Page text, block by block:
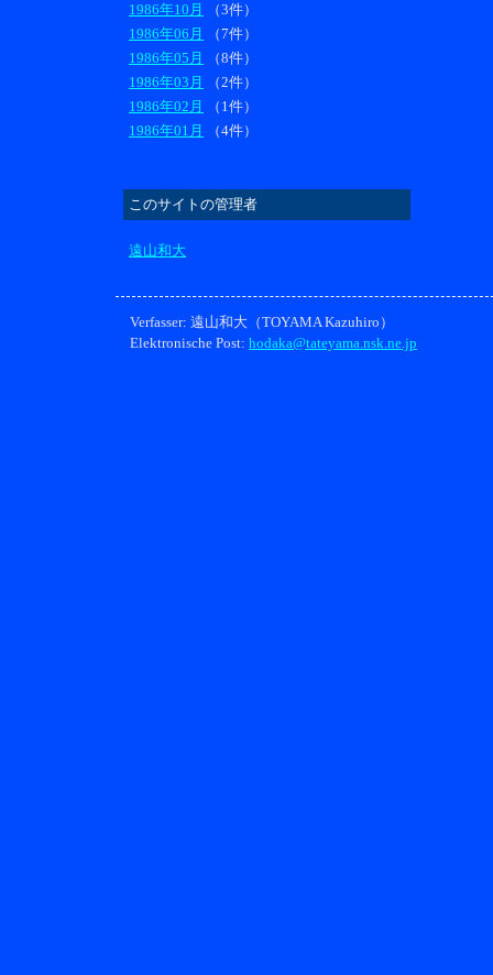
1986年10月
（3件）
1986年06月
（7件）
1986年05月
（8件）
1986年03月
（2件）
1986年02月
（1件）
1986年01月
（4件）
このサイトの管理者
遠山和大
Verfasser: 遠山和大（TOYAMA Kazuhiro）
Elektronische Post: hodaka@tateyama.nsk.ne.jp